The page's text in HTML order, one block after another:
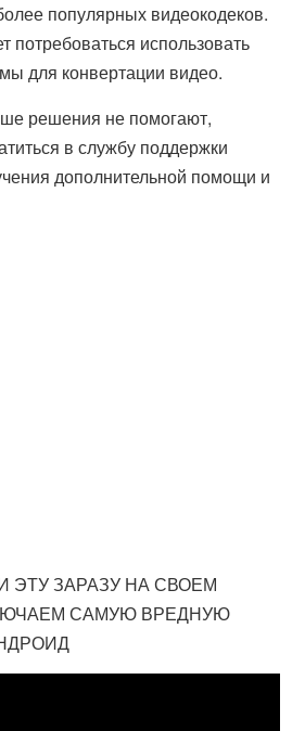
популярных видеокодеков.
потребоваться использовать
для конвертации видео.
решения не помогают,
в службу поддержки
дополнительной помощи и
ЭТУ ЗАРАЗУ НА СВОЕМ
САМУЮ ВРЕДНУЮ